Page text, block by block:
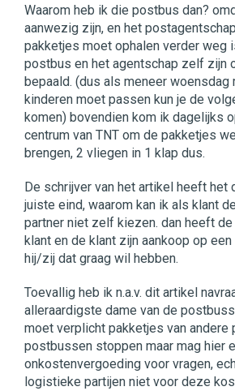
Waarom heb ik die postbus dan?
aanwezig zijn, en het
pakketjes moet ophalen verder weg
postbus en het agentschap zelf zijn
bepaald. (dus als meneer woensdag
kinderen moet passen kun je de
komen) bovendien kom ik dagelijks
centrum van TNT om de pakketjes
brengen, 2 vliegen in 1 klap dus.
De schrijver van het artikel heeft het
juiste eind, waarom kan ik als klant
partner niet zelf kiezen. dan heeft
klant en de klant zijn aankoop op
hij/zij dat graag wil hebben.
Toevallig heb ik n.a.v. dit artikel
alleraardigste dame van de
moet verplicht pakketjes van andere
postbussen stoppen maar mag hier
onkostenvergoeding voor vragen,
logistieke partijen niet voor deze